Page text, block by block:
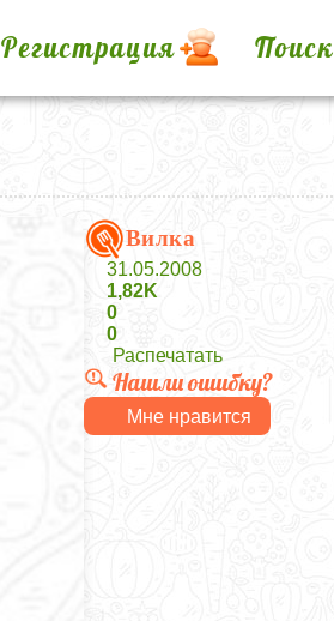
Регистрация Поиск
Вилка
31.05.2008
1,82K
0
0
Распечатать
Нашли ошибку?
Мне нравится